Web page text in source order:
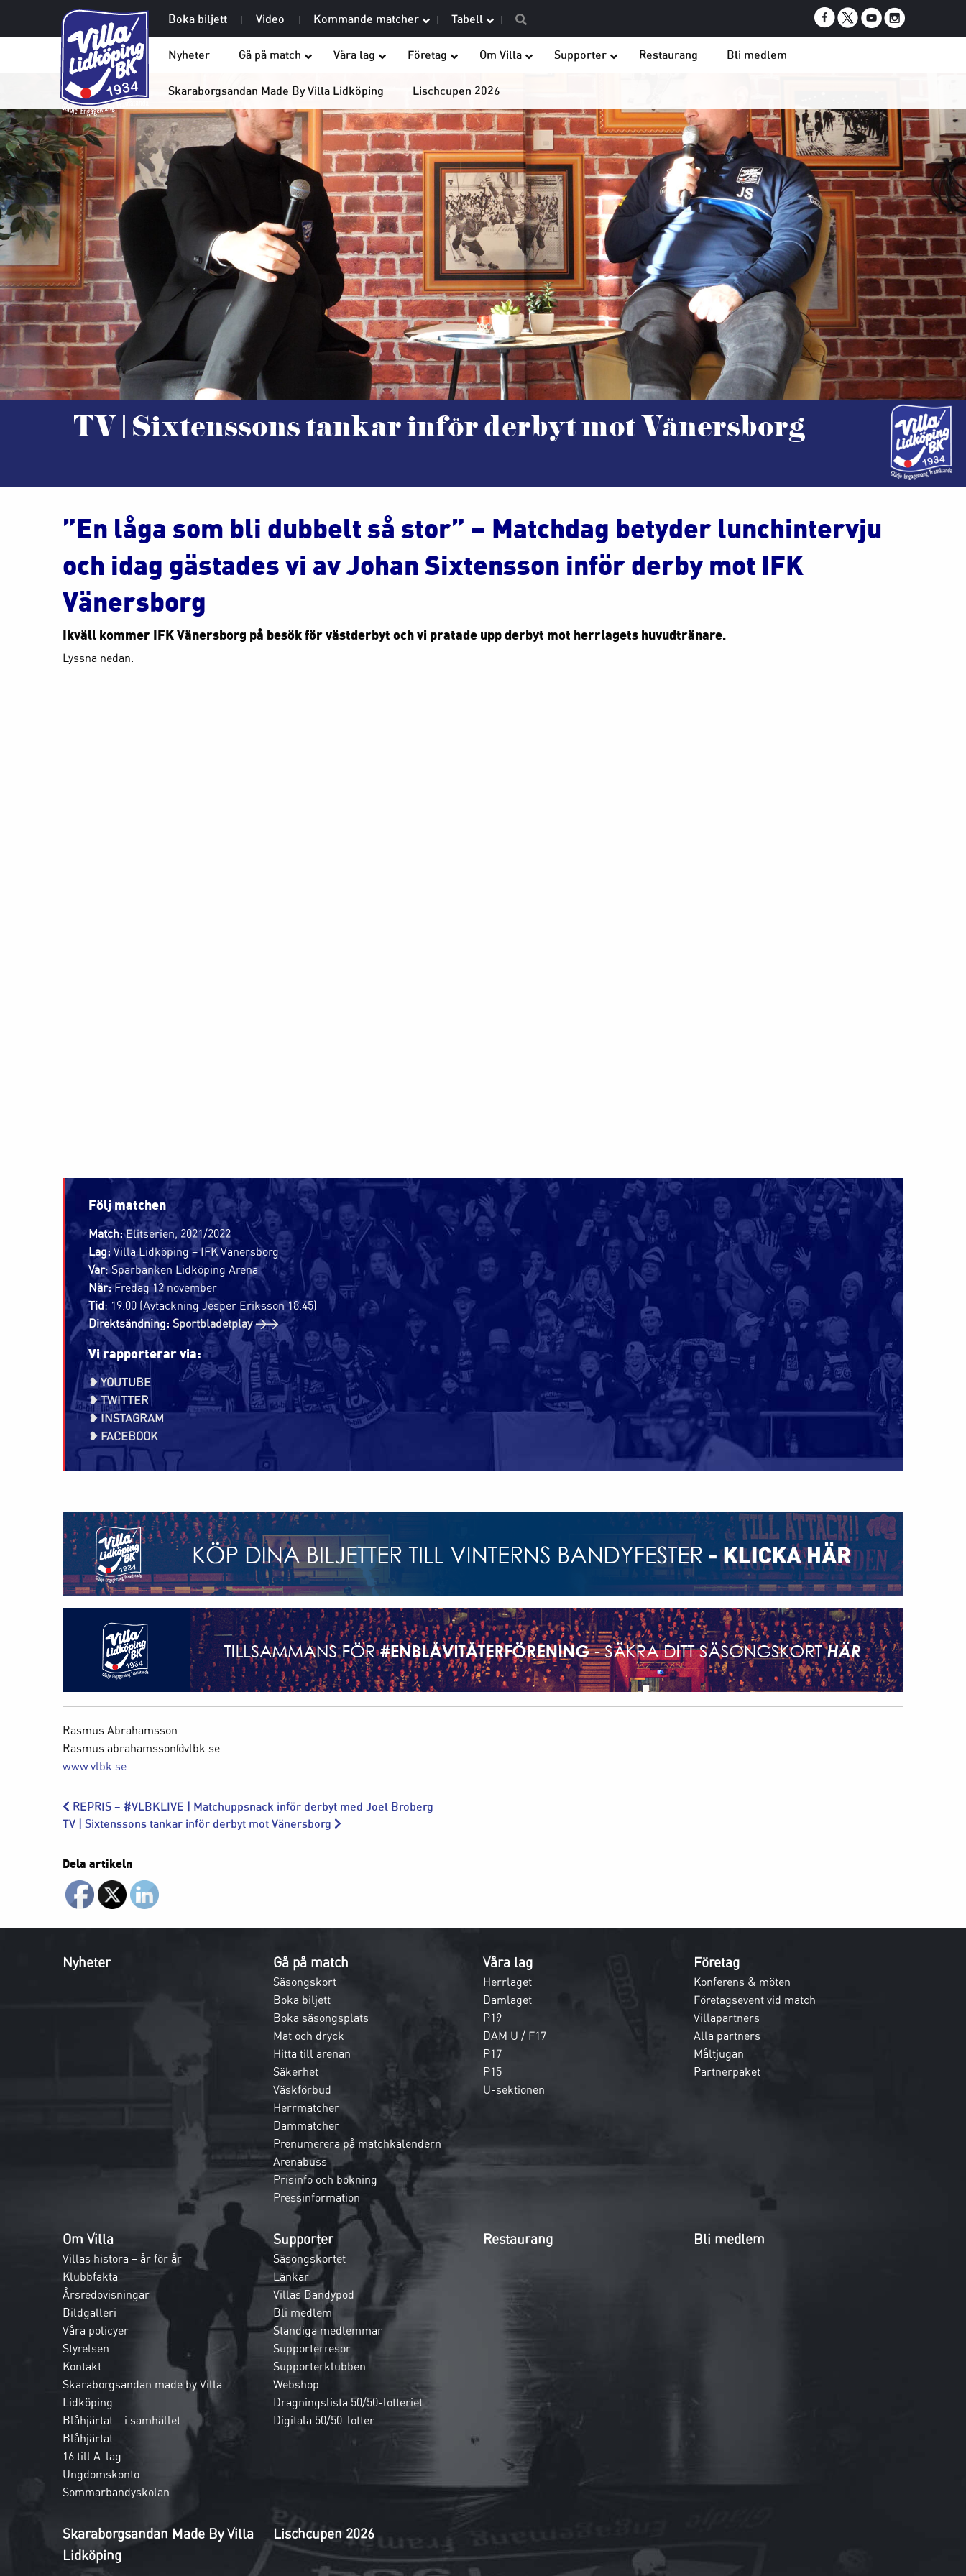
Boka biljett Video Kommande matcher Tabell
Nyheter Gå på match Våra lag Företag Om Villa Supporter Restaurang Bli medlem
Skaraborgsandan Made By Villa Lidköping Lischcupen 2026
TV | Sixtenssons tankar inför derbyt mot Vänersborg
”En låga som bli dubbelt så stor” – Matchdag betyder lunchintervju
och idag gästades vi av Johan Sixtensson inför derby mot IFK
Vänersborg
Ikväll kommer IFK Vänersborg på besök för västderbyt och vi pratade upp derbyt mot herrlagets huvudtränare.
Lyssna nedan.
Följ matchen
Match:Elitserien, 2021/2022
Lag:Villa Lidköping – IFK Vänersborg
Var: Sparbanken Lidköping Arena
När:Fredag 12 november
Tid: 19.00 (Avtackning Jesper Eriksson 18.45)
Direktsändning: Sportbladetplay >>
Vi rapporterar via:
❥ YOUTUBE
❥ TWITTER
❥ INSTAGRAM
❥ FACEBOOK
Rasmus Abrahamsson
Rasmus.abrahamsson@vlbk.se
www.vlbk.se
REPRIS – #VLBKLIVE​ | Matchuppsnack inför derbyt med Joel Broberg
TV | Sixtenssons tankar inför derbyt mot Vänersborg
Dela artikeln
Nyheter Gå på match
Säsongskort
Boka biljett
Boka säsongsplats
Mat och dryck
Hitta till arenan
Säkerhet
Väskförbud
Herrmatcher
Dammatcher
Prenumerera på matchkalendern
Arenabuss
Prisinfo och bokning
Pressinformation
Våra lag
Herrlaget
Damlaget
P19
DAM U / F17
P17
P15
U-sektionen
Företag
Konferens & möten
Företagsevent vid match
Villapartners
Alla partners
Måltjugan
Partnerpaket
Om Villa
Villas histora – år för år
Klubbfakta
Årsredovisningar
Bildgalleri
Våra policyer
Styrelsen
Kontakt
Skaraborgsandan made by Villa
Lidköping
Blåhjärtat – i samhället
Blåhjärtat
16 till A-lag
Ungdomskonto
Sommarbandyskolan
Supporter
Säsongskortet
Länkar
Villas Bandypod
Bli medlem
Ständiga medlemmar
Supporterresor
Supporterklubben
Webshop
Dragningslista 50/50-lotteriet
Digitala 50/50-lotter
Restaurang Bli medlem
Skaraborgsandan Made By Villa
Lidköping
Lischcupen 2026